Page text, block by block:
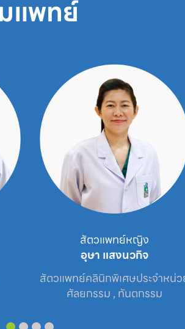
แพทย์
สัตวแพทย์หญิง
อุษา แสงนวกิจ
สัตวแพทย์คลินิกพิเศษประจำหน่วย
ศัลยกรรม , ทันตกรรม